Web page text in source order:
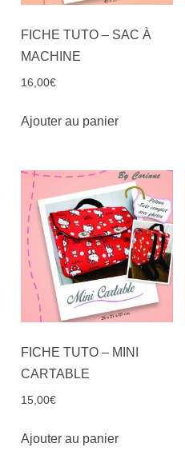
FICHE TUTO – SAC À
MACHINE
16,00€
Ajouter au panier
FICHE TUTO – MINI
CARTABLE
15,00€
Ajouter au panier